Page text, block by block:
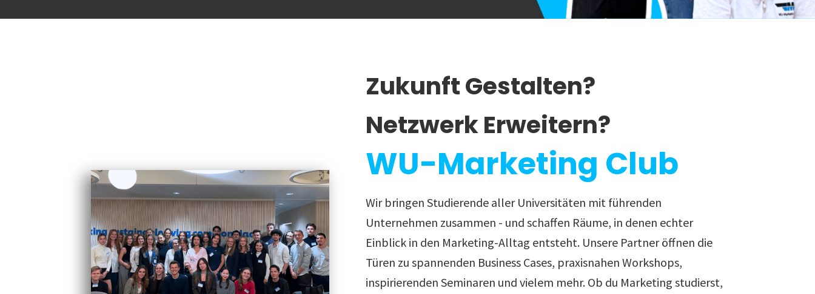
Zukunft Gestalten?
Netzwerk Erweitern?
WU-Marketing Club
Wir bringen Studierende aller Universitäten mit führenden
Unternehmen zusammen - und schaffen Räume, in denen echter
Einblick in den Marketing-Alltag entsteht. Unsere Partner öffnen die
Türen zu spannenden Business Cases, praxisnahen Workshops,
inspirierenden Seminaren und vielem mehr. Ob du Marketing studierst,